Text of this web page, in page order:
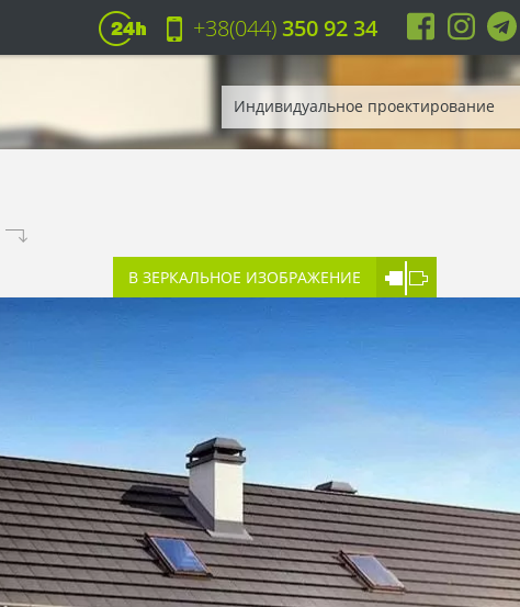
+38(044)350 92 34
Индивидуальное проектирование
.
В ЗЕРКАЛЬНОЕ ИЗОБРАЖЕНИЕ